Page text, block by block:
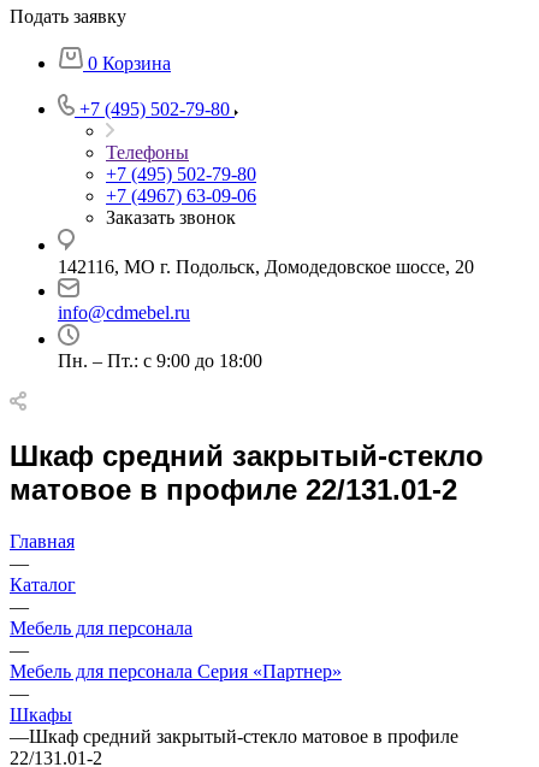
Подать заявку
0 Корзина
+7 (495) 502-79-80
Телефоны
+7 (495) 502-79-80
+7 (4967) 63-09-06
Заказать звонок
142116, МО г. Подольск, Домодедовское шоссе, 20
info@cdmebel.ru
Пн. – Пт.: с 9:00 до 18:00
Шкаф средний закрытый-стекло
матовое в профиле 22/131.01-2
Главная
—
Каталог
—
Мебель для персонала
—
Мебель для персонала Серия «Партнер»
—
Шкафы
—Шкаф средний закрытый-стекло матовое в профиле
22/131.01-2